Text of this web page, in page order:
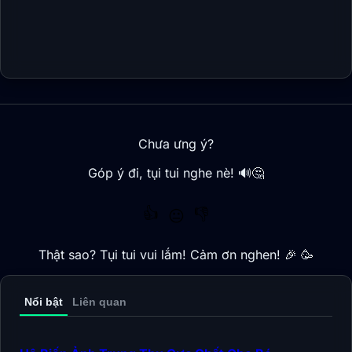
Chưa ưng ý?
Góp ý đi, tụi tui nghe nè! 🔊🤔
Thật sao? Tụi tui vui lắm! Cảm ơn nghen! 🎉 🥳
Nổi bật Liên quan